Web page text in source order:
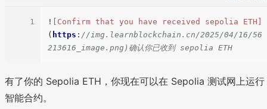
1 !
[Confirm that you have received sepolia ETH]
( https : //img.learnblockchain.cn/2025/04/16/56
213616_image.png)确认你已收到 sepolia ETH
有了你的 Sepolia ETH，你现在可以在 Sepolia 测试网上运行
智能合约。